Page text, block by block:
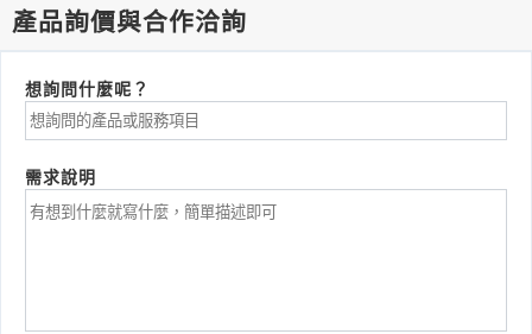
產品詢價與合作洽詢
想詢問什麼呢？
需求說明